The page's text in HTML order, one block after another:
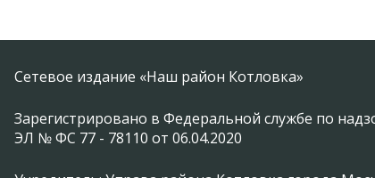
Сетевое издание «Наш район Котловка»
Зарегистрировано в Федеральной службе по
ЭЛ № ФС 77 - 78110 от 06.04.2020